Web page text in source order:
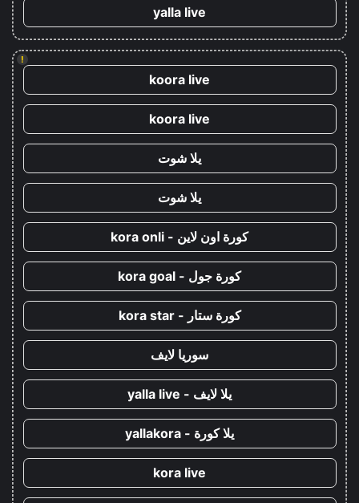
yalla live
!
koora live
koora live
يلا شوت
يلا شوت
كورة اون لاين - kora onli
كورة جول - kora goal
كورة ستار - kora star
سوريا لايف
يلا لايف - yalla live
يلا كورة - yallakora
kora live